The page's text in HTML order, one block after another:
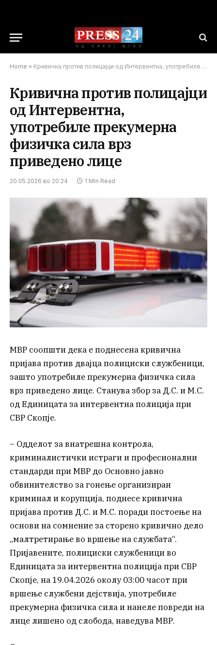
Home » Кривична против полицајци од Интервентна, употребиле прекумерна физичка сила врз приведено лице
Кривична против полицајци
од Интервентна,
употребиле прекумерна
физичка сила врз
приведено лице
20.05.2026 во 20:24 1 Min Read
МВР соопшти дека е поднесена кривична
пријава против двајца полициски службеници,
зашто употребиле прекумерна физичка сила
врз приведено лице. Станува збор за Д.С. и М.С.
од Единицата за интервентна полиција при
СВР Скопје.
– Одделот за внатрешна контрола,
криминалистички истраги и професионални
стандарди при МВР до Основно јавно
обвинителство за гонење организиран
криминал и корупција, поднесе кривична
пријава против Д.С. и М.С. поради постоење на
основи на сомнение за сторено кривично дело
„малтретирање во вршење на службата“.
Пријавените, полициски службеници во
Единицата за интервентна полиција при СВР
Скопје, на 19.04.2026 околу 03:00 часот при
вршење службени дејствија, употребиле
прекумерна физичка сила и нанеле повреди на
лице лишено од слобода, наведува МВР.